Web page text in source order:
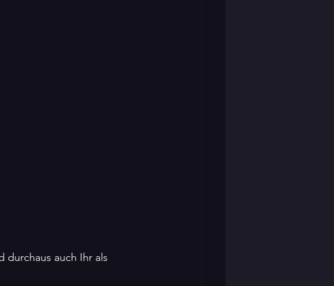
durchaus auch Ihr als